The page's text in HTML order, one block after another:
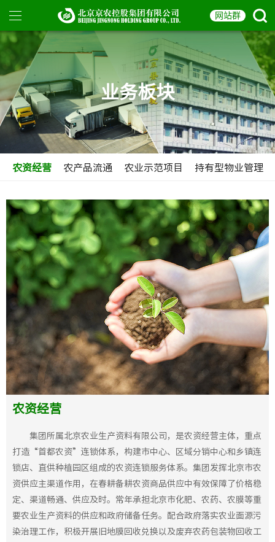
业务板块
农资经营 农产品流通 农业示范项目 持有型物业管理
农资经营
集团所属北京农业生产资料有限公司，是农资经营主体，重点
打造“首都农资”连锁体系，构建市中心、区域分销中心和乡镇连
锁店、直供种植园区组成的农资连锁服务体系。集团发挥北京市农
资供应主渠道作用，在春耕备耕农资商品供应中有效保障了价格稳
定、渠道畅通、供应及时。常年承担北京市化肥、农药、农膜等重
要农业生产资料的供应和政府储备任务。配合政府落实农业面源污
染治理工作，积极开展旧地膜回收兑换以及废弃农药包装物回收工